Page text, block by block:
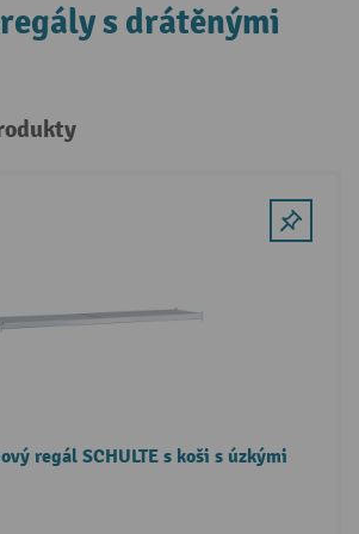
s drátěnými
regál SCHULTE s koši s úzkými